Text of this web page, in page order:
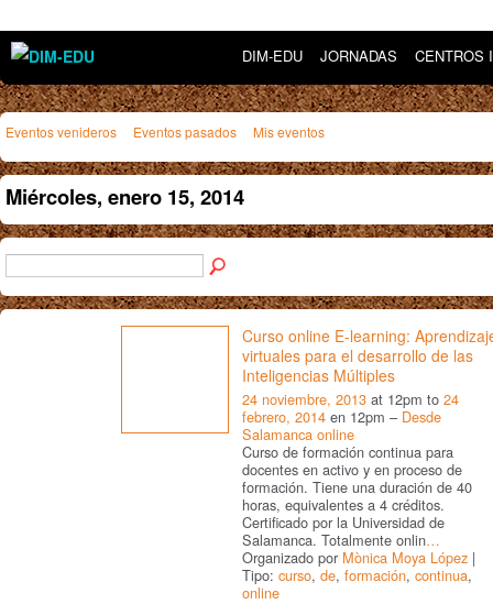
DIM-EDU JORNADAS CENTROS
Eventos venideros Eventos pasados Mis eventos
Miércoles, enero 15, 2014
Curso online E-learning:
virtuales para el desarrollo de las
Inteligencias Múltiples
24 noviembre, 2013 at 12pm to 24
febrero, 2014 en 12pm – Desde
Salamanca online
Curso de formación continua para
docentes en activo y en proceso de
formación. Tiene una duración de 40
horas, equivalentes a 4 créditos.
Certificado por la Universidad de
Salamanca. Totalmente onlin…
Organizado por Mònica Moya López |
Tipo: curso, de, formación, continua,
online